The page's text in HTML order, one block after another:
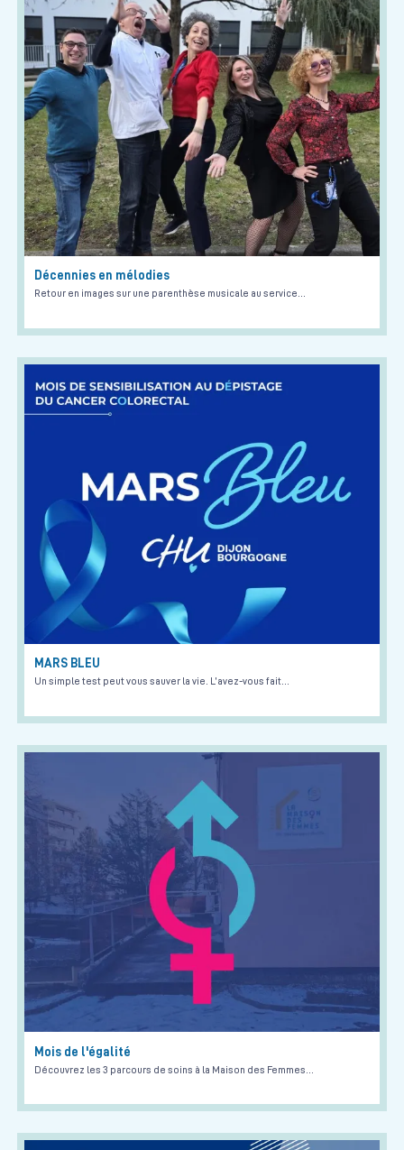
Décennies en mélodies
Retour en images sur une parenthèse musicale au service…
MARS BLEU
Un simple test peut vous sauver la vie. L’avez-vous fait…
Mois de l'égalité
Découvrez les 3 parcours de soins à la Maison des Femmes…